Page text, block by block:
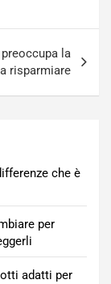
la
risparmiare
che è
per
adatti per